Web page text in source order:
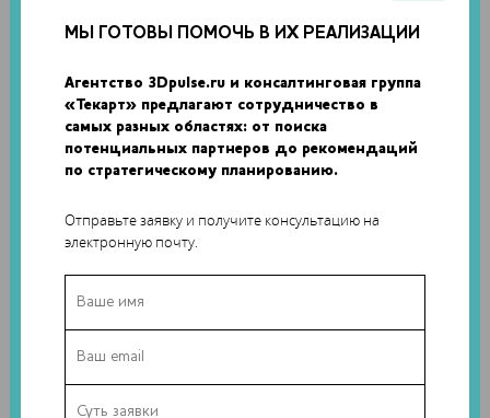
МЫ ГОТОВЫ ПОМОЧЬ В ИХ РЕАЛИЗАЦИИ
Агентство 3Dpulse.ru и консалтинговая группа
«Текарт» предлагают сотрудничество в
самых разных областях: от поиска
потенциальных партнеров до рекомендаций
по стратегическому планированию.
Отправьте заявку и получите консультацию на
электронную почту.